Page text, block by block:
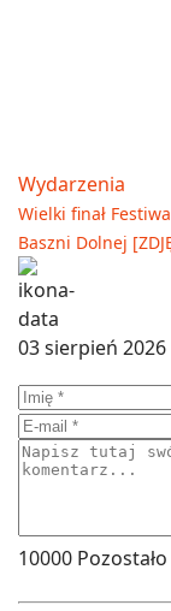
Wydarzenia
Wielki finał
Baszni Dolnej
03 sierpień 2026
10000